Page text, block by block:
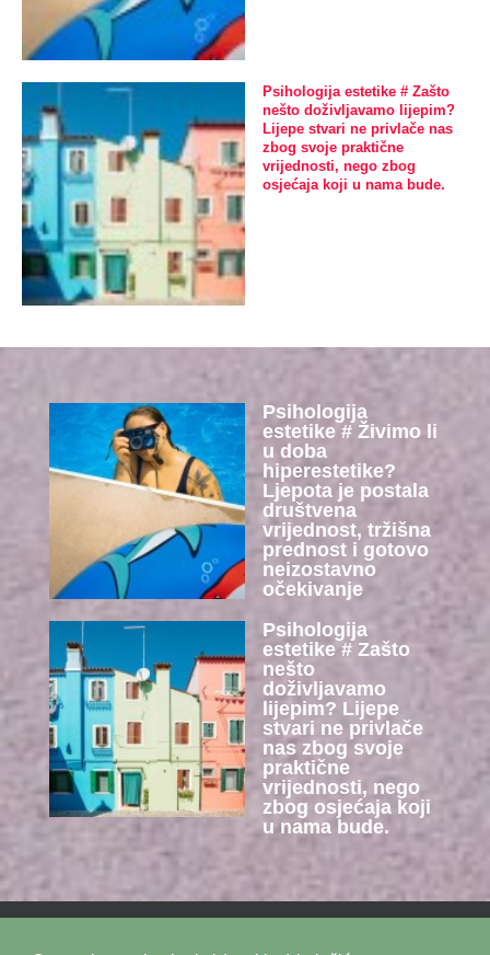
Psihologija estetike # Zašto
nešto doživljavamo lijepim?
Lijepe stvari ne privlače nas
zbog svoje praktične
vrijednosti, nego zbog
osjećaja koji u nama bude.
Psihologija
estetike # Živimo li
u doba
hiperestetike?
Ljepota je postala
društvena
vrijednost, tržišna
prednost i gotovo
neizostavno
očekivanje
Psihologija
estetike # Zašto
nešto
doživljavamo
lijepim? Lijepe
stvari ne privlače
nas zbog svoje
praktične
vrijednosti, nego
zbog osjećaja koji
u nama bude.